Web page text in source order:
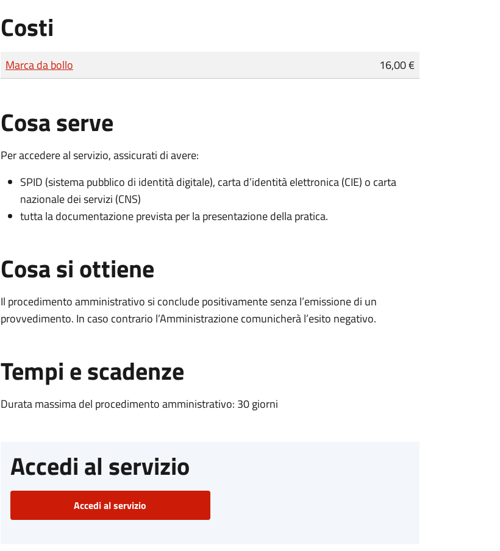
Costi
Tipo di pagamento
Importo
Marca da bollo 16,00 €
Cosa serve
Per accedere al servizio, assicurati di avere:
SPID (sistema pubblico di identità digitale), carta d’identità elettronica (CIE) o carta
nazionale dei servizi (CNS)
tutta la documentazione prevista per la presentazione della pratica.
Cosa si ottiene
Il procedimento amministrativo si conclude positivamente senza l’emissione di un
provvedimento. In caso contrario l’Amministrazione comunicherà l’esito negativo.
Tempi e scadenze
Durata massima del procedimento amministrativo: 30 giorni
Accedi al servizio
Accedi al servizio